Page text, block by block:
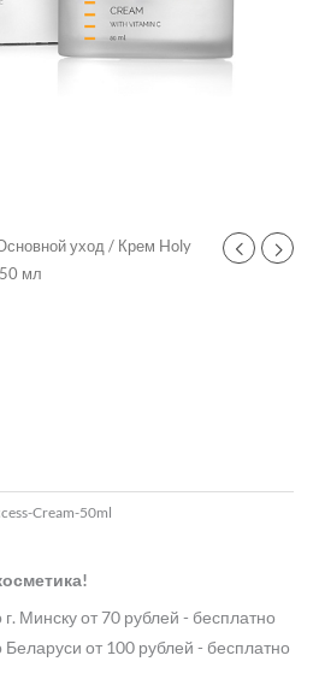
уход / Крем Holy
мл
Cream-50ml
Минску от 70 рублей - бесплатно
от 100 рублей - бесплатно